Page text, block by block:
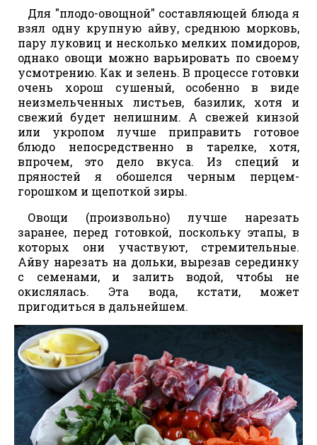
Для "плодо-овощной" составляющей блюда я
взял одну крупную айву, среднюю морковь,
пару луковиц и несколько мелких помидоров,
однако овощи можно варьировать по своему
усмотрению. Как и зелень. В процессе готовки
очень хорош сушеный, особенно в виде
неизмельченных листьев, базилик, хотя и
свежий будет нелишним. А свежей кинзой
или укропом лучше приправить готовое
блюдо непосредственно в тарелке, хотя,
впрочем, это дело вкуса. Из специй и
пряностей я обошелся черным перцем-
горошком и щепоткой зиры.
Овощи (произвольно) лучше нарезать
заранее, перед готовкой, поскольку этапы, в
которых они участвуют, стремительные.
Айву нарезать на дольки, вырезав серединку
с семенами, и залить водой, чтобы не
окислялась. Эта вода, кстати, может
пригодиться в дальнейшем.